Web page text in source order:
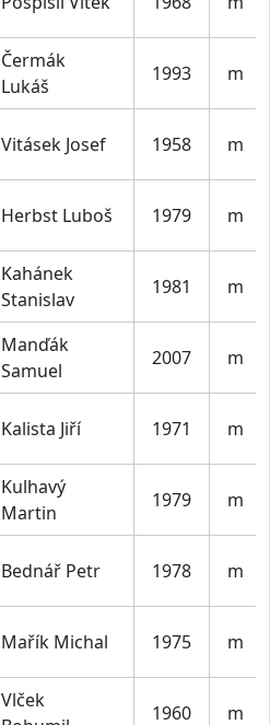
Čermák
Lukáš
1993 m
Vitásek Josef 1958 m
Herbst Luboš 1979 m
Kahánek
Stanislav
1981 m
Manďák
Samuel
2007 m
Kalista Jiří 1971 m
Kulhavý
Martin
1979 m
Bednář Petr 1978 m
Mařík Michal 1975 m
Vlček
1960 m